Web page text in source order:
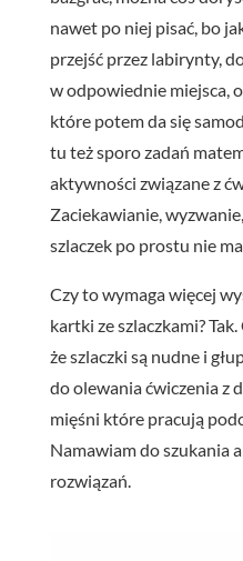
nawet po niej pisać, bo
przejść przez labirynty,
w odpowiednie miejsca,
które potem da się
tu też sporo zadań
aktywności związane z
Zaciekawianie,
szlaczek po prostu nie
Czy to wymaga więcej
kartki ze szlaczkami?
że szlaczki są nudne i
do olewania ćwiczenia z
mięśni które pracują
Namawiam do szukania
rozwiązań.